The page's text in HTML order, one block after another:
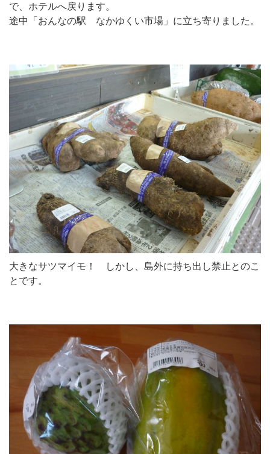
で、ホテルへ戻ります。
途中「おんなの駅 なかゆくい市場」に立ち寄りました。
大きなサツマイモ！ しかし、島外に持ち出し禁止とのこ
とです。